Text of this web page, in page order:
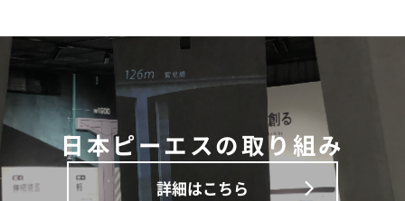
日本ピーエスの取り組み
詳細はこちら